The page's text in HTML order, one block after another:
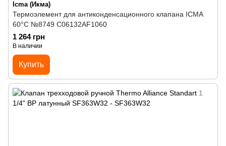
Icma (Икма)
Термоэлемент для антиконденсационного клапана ICMA
60°C №8749 C06132AF1060
1 264 грн
В наличии
Купить